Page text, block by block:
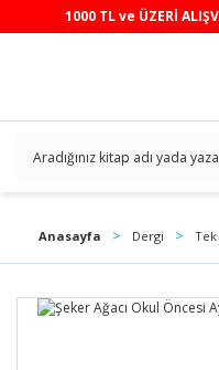
1000 TL ve ÜZERİ
Anasayfa Dergi